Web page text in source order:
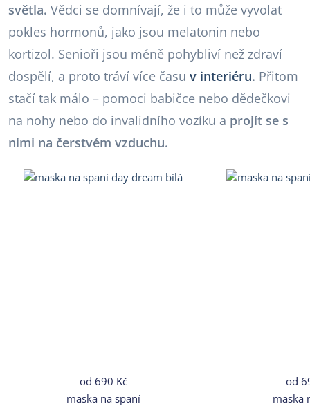
světla. Vědci se domnívají, že i to může vyvolat
pokles hormonů, jako jsou melatonin nebo
kortizol. Senioři jsou méně pohybliví než zdraví
dospělí, a proto tráví více času v interiéru. Přitom
stačí tak málo – pomoci babičce nebo dědečkovi
na nohy nebo do invalidního vozíku a projít se s
nimi na čerstvém vzduchu.
od 690 Kč
maska na spaní
od
maska